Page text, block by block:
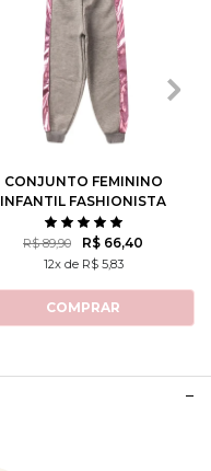
3 4 6 8
10 14
CONJUNTO FEMININO
INFANTIL FASHIONISTA
R$ 89,90 R$ 66,40
12x de R$ 5,83
COMPRAR